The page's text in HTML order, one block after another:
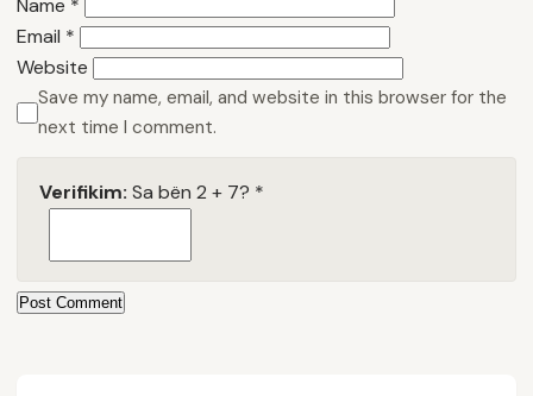
Name *
Email *
Website
Save my name, email, and website in this browser for the
next time I comment.
Verifikim: Sa bën 2 + 7? *
Post Comment